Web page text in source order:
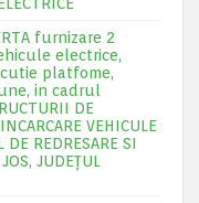
furnizare 2
electrice,
platfome,
in cadrul
DE
VEHICULE
REDRESARE SI
JUDEŢUL